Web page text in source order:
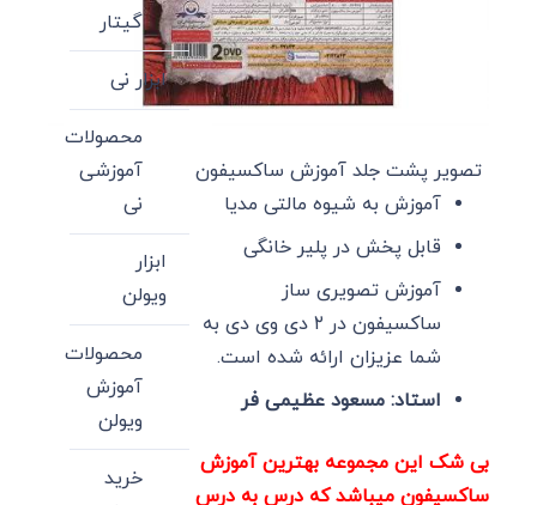
تصویر پشت جلد آموزش ساکسیفون
آموزش به شیوه مالتی مدیا
قابل پخش در پلیر خانگی
آموزش تصویری ساز
ساکسیفون در ۲ دی وی دی به
شما عزیزان ارائه شده است.
استاد: مسعود عظیمی فر
بی شک این مجموعه بهترین آموزش
ساکسیفون میباشد که درس به درس
گیتار
ابزار نی
محصولات
آموزشی
نی
ابزار
ویولن
محصولات
آموزش
ویولن
خرید